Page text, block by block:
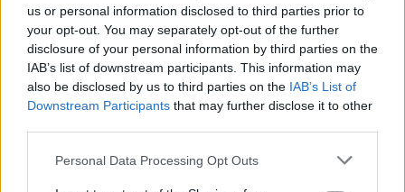
us or personal information disclosed to third parties prior to
your opt-out. You may separately opt-out of the further
disclosure of your personal information by third parties on the
IAB’s list of downstream participants. This information may
also be disclosed by us to third parties on the IAB’s List of
Downstream Participants that may further disclose it to other
Personal Data Processing Opt Outs
PRIMER EQUIP
Enes Sali, talent jove per a l'atac
tricolor
PRIMER EQUIP
Acord amb el Mallorca pel traspàs de
Josep Cerdà